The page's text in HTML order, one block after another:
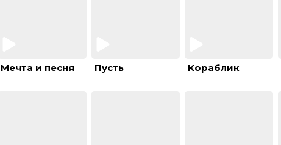
Мечта и песня Пусть Кораблик